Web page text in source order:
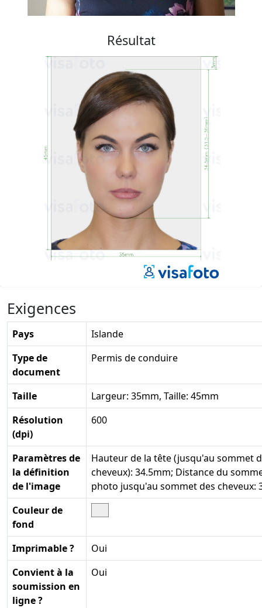
Résultat
Exigences
Pays
Islande
Type de
document
Permis de conduire
Taille
Largeur: 35mm, Taille: 45mm
Résolution
(dpi)
600
Paramètres de
la définition
de l'image
Hauteur de la tête (jusqu'au sommet
cheveux): 34.5mm; Distance du
photo jusqu'au sommet des cheveux:
Couleur de
fond
Imprimable ?
Oui
Convient à la
soumission en
ligne ?
Oui